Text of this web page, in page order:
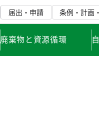
届出・申請 条例・計画
廃棄物と資源循環